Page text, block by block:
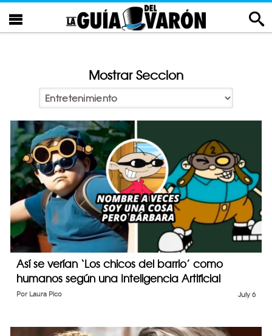
Mostrar Seccion
Así se verían ‘Los chicos del barrio’ como
humanos según una Inteligencia Artificial
July 6
Por Laura Pico